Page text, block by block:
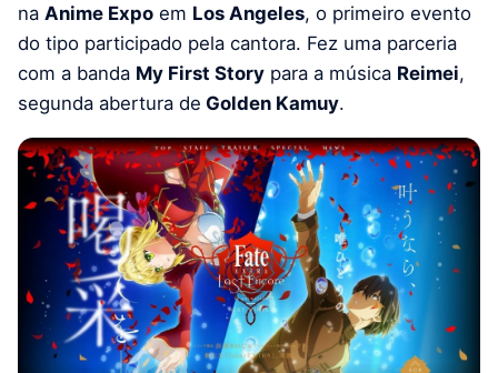
na Anime Expo em Los Angeles, o primeiro evento
do tipo participado pela cantora. Fez uma parceria
com a banda My First Story para a música Reimei,
segunda abertura de Golden Kamuy.